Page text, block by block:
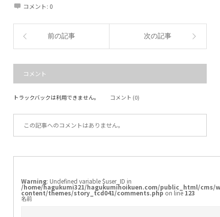
コメント: 0
前の記事 次の記事
コメント
トラックバックは利用できません。 コメント (0)
この記事へのコメントはありません。
Warning : Undefined variable $user_ID in
/home/hagukumi321/hagukumihoikuen.com/public_html/cms/
content/themes/story_tcd041/comments.php on line 123
名前